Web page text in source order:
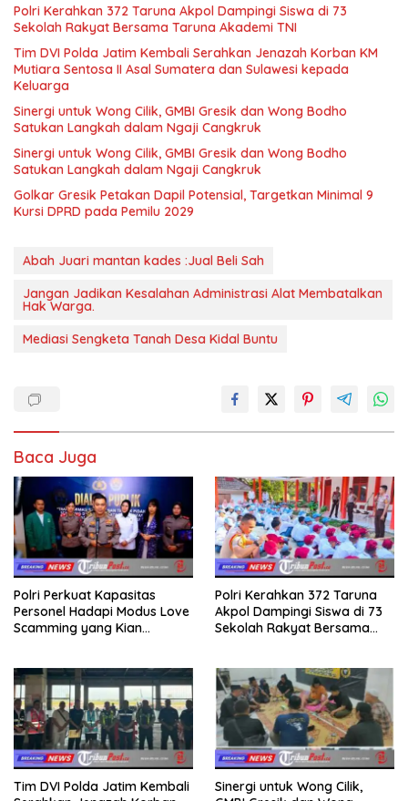
Polri Kerahkan 372 Taruna Akpol Dampingi Siswa di 73
Sekolah Rakyat Bersama Taruna Akademi TNI
Tim DVI Polda Jatim Kembali Serahkan Jenazah Korban KM
Mutiara Sentosa II Asal Sumatera dan Sulawesi kepada
Keluarga
Sinergi untuk Wong Cilik, GMBI Gresik dan Wong Bodho
Satukan Langkah dalam Ngaji Cangkruk
Sinergi untuk Wong Cilik, GMBI Gresik dan Wong Bodho
Satukan Langkah dalam Ngaji Cangkruk
Golkar Gresik Petakan Dapil Potensial, Targetkan Minimal 9
Kursi DPRD pada Pemilu 2029
Abah Juari mantan kades :Jual Beli Sah
Jangan Jadikan Kesalahan Administrasi Alat Membatalkan
Hak Warga.
Mediasi Sengketa Tanah Desa Kidal Buntu
Baca Juga
Polri Perkuat Kapasitas
Personel Hadapi Modus Love
Scamming yang Kian
Polri Kerahkan 372 Taruna
Akpol Dampingi Siswa di 73
Sekolah Rakyat Bersama
Tim DVI Polda Jatim Kembali
Sinergi untuk Wong Cilik,